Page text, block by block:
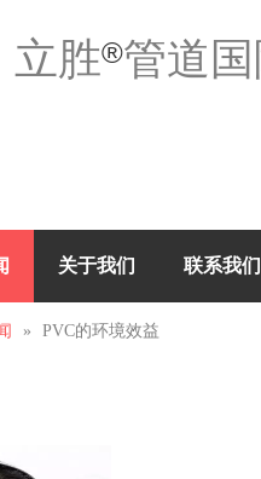
立胜®管道
关于我们 联系我们
» PVC的环境效益